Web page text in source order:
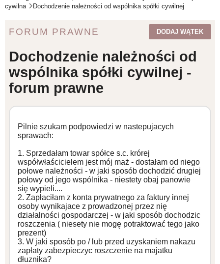
WZORY DOKUMENTÓW
FORUM PRAWNE
cywilna
Dochodzenie należności od wspólnika spółki cywilnej
FORUM PRAWNE DODAJ WĄTEK
Dochodzenie należności od
wspólnika spółki cywilnej -
forum prawne
Pilnie szukam podpowiedzi w nastepujacych
sprawach:
1. Sprzedałam towar spółce s.c. krórej
współwłaścicielem jest mój maż - dostałam od niego
połowe należności - w jaki sposób dochodzić drugiej
połowy od jego wspólnika - niestety obaj panowie
się wypieli....
2. Zapłaciłam z konta prywatnego za faktury innej
osoby wynikajace z prowadzonej przez nię
działalności gospodarczej - w jaki sposób dochodzic
roszczenia ( niesety nie mogę potraktować tego jako
prezent)
3. W jaki sposób po / lub przed uzyskaniem nakazu
zapłaty zabezpieczyc roszczenie na majatku
dłuznika?